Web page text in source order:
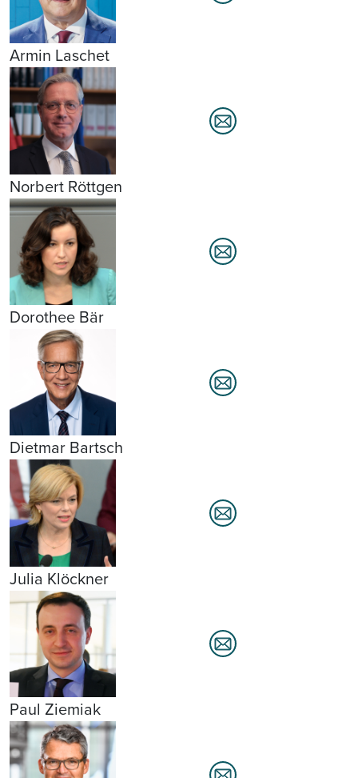
Armin Laschet
Norbert Röttgen
Dorothee Bär
Dietmar Bartsch
Julia Klöckner
Paul Ziemiak